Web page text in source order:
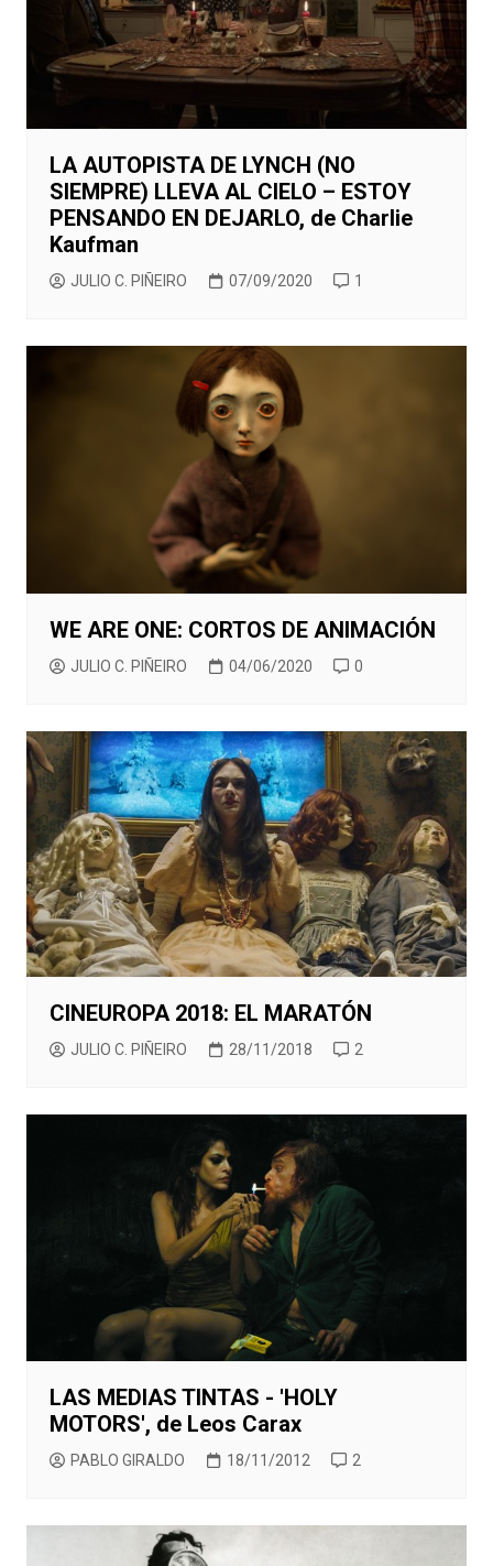
LA AUTOPISTA DE LYNCH (NO
SIEMPRE) LLEVA AL CIELO – ESTOY
PENSANDO EN DEJARLO, de Charlie
Kaufman
JULIO C. PIÑEIRO 07/09/2020 1
WE ARE ONE: CORTOS DE ANIMACIÓN
JULIO C. PIÑEIRO 04/06/2020 0
CINEUROPA 2018: EL MARATÓN
JULIO C. PIÑEIRO 28/11/2018 2
LAS MEDIAS TINTAS - 'HOLY
MOTORS', de Leos Carax
PABLO GIRALDO 18/11/2012 2